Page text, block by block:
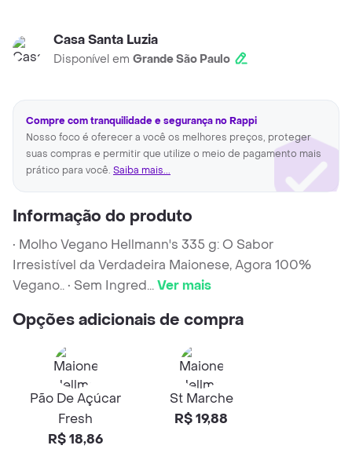
Casa Santa Luzia
Disponível em Grande São Paulo
Compre com tranquilidade e segurança no Rappi
Nosso foco é oferecer a você os melhores preços, proteger
suas compras e permitir que utilize o meio de pagamento mais
prático para você. Saiba mais...
Informação do produto
• Molho Vegano Hellmann's 335 g: O Sabor
Irresistível da Verdadeira Maionese, Agora 100%
Vegano.. • Sem Ingred...Ver mais
Opções adicionais de compra
Pão De Açúcar
Fresh
R$ 18,86
St Marche
R$ 19,88